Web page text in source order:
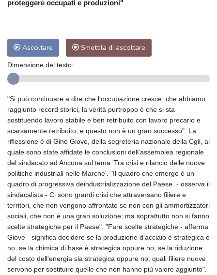
proteggere occupati e produzioni"
Ascoltare Smettila di ascoltare
Dimensione del testo:
"Si può continuare a dire che l'occupazione cresce, che abbiamo
raggiunto record storici, la verità purtroppo è che si sta
sostituendo lavoro stabile e ben retribuito con lavoro precario e
scarsamente retribuito, e questo non è un gran successo". La
riflessione è di Gino Giove, della segreteria nazionale della Cgil, al
quale sono state affidate le conclusioni dell'assemblea regionale
del sindacato ad Ancona sul tema 'Tra crisi e rilancio delle nuove
politiche industriali nelle Marche'. "Il quadro che emerge è un
quadro di progressiva deindustrializzazione del Paese. - osserva il
sindacalista - Ci sono grandi crisi che attraversano filiere e
territori, che non vengono affrontate se non con gli ammortizzatori
sociali, che non è una gran soluzione; ma soprattutto non si fanno
scelte strategiche per il Paese". "Fare scelte strategiche - afferma
Giove - significa decidere se la produzione d'acciaio è strategica o
no, se la chimica di base è strategica oppure no; se la riduzione
del costo dell'energia sia strategica oppure no; quali filiere nuove
servono per sostituire quelle che non hanno più valore aggiunto".